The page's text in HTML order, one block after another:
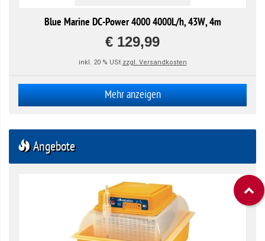
Blue Marine DC-Power 4000 4000L/h, 43W, 4m
€ 129,99
inkl. 20 % USt zzgl. Versandkosten
Mehr anzeigen
Angebote